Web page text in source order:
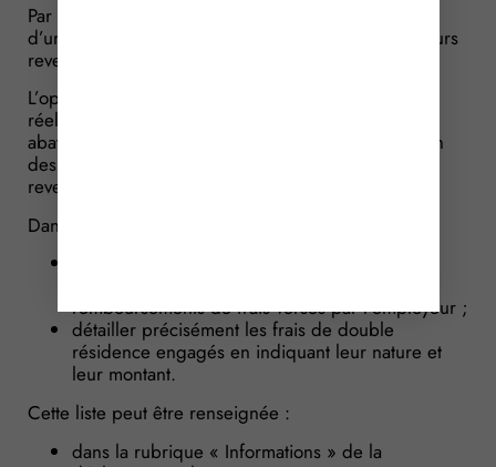
Par défaut, les salariés bénéficient automatiquement
d’un abattement forfaitaire de 10 % appliqué sur leurs
revenus déclarés au titre des frais professionnels.
L’option pour les frais réels Lorsque les dépenses
réellement engagées sont supérieures à cet
abattement, il est possible d’opter pour la déduction
des frais réels lors de la déclaration annuelle de
revenus.
Dans ce cadre, il faut :
remboursements de frais versés par l’employeur ;
détailler précisément les frais de double
résidence engagés en indiquant leur nature et
leur montant.
Cette liste peut être renseignée :
dans la rubrique « Informations » de la